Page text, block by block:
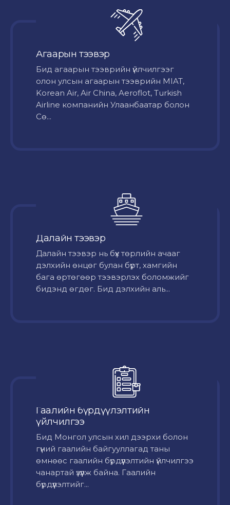
Агаарын тээвэр
Бид агаарын тээврийн үйлчилгээг
олон улсын агаарын тээврийн MIAT,
Korean Air, Air China, Aeroflot, Turkish
Airline компанийн Улаанбаатар болон
Сө...
Далайн тээвэр
Далайн тээвэр нь бүх төрлийн ачааг
дэлхийн өнцөг булан бүрт, хамгийн
бага өртөгөөр тээвэрлэх боломжийг
бидэнд өгдөг. Бид дэлхийн аль...
Гаалийн бүрдүүлэлтийн
үйлчилгээ
Бид Монгол улсын хил дээрхи болон
гүний гаалийн байгууллагад таны
өмнөөс гаалийн бүрдүүлэлтийн үйлчилгээ
чанартай үзүүлж байна. Гаалийн
бүрдүүлэлтийг...